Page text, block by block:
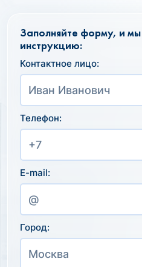
Заполняйте форму, и
инструкцию:
Контактное лицо:
Телефон:
E-mail:
Город: